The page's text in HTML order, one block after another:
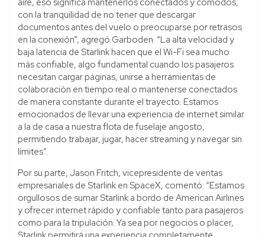
con la tranquilidad de no tener que descargar
documentos antes del vuelo o preocuparse por retrasos
en la conexión”, agregó Garboden. “La alta velocidad y
baja latencia de Starlink hacen que el Wi-Fi sea mucho
más confiable, algo fundamental cuando los pasajeros
necesitan cargar páginas, unirse a herramientas de
colaboración en tiempo real o mantenerse conectados
de manera constante durante el trayecto. Estamos
emocionados de llevar una experiencia de internet similar
a la de casa a nuestra flota de fuselaje angosto,
permitiendo trabajar, jugar, hacer streaming y navegar sin
límites”.
Por su parte, Jason Fritch, vicepresidente de ventas
empresariales de Starlink en SpaceX, comentó: “Estamos
orgullosos de sumar Starlink a bordo de American Airlines
y ofrecer internet rápido y confiable tanto para pasajeros
como para la tripulación. Ya sea por negocios o placer,